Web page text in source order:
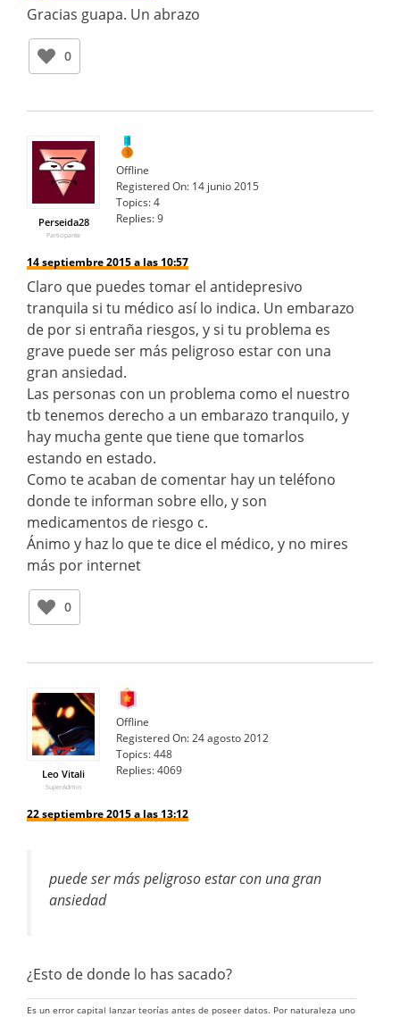
Gracias guapa. Un abrazo
0
Perseida28
Participante
Offline
Registered On: 14 junio 2015
Topics:4
Replies:9
14 septiembre 2015 a las 10:57
Claro que puedes tomar el antidepresivo
tranquila si tu médico así lo indica. Un embarazo
de por si entraña riesgos, y si tu problema es
grave puede ser más peligroso estar con una
gran ansiedad.
Las personas con un problema como el nuestro
tb tenemos derecho a un embarazo tranquilo, y
hay mucha gente que tiene que tomarlos
estando en estado.
Como te acaban de comentar hay un teléfono
donde te informan sobre ello, y son
medicamentos de riesgo c.
Ánimo y haz lo que te dice el médico, y no mires
más por internet
0
Leo Vitali
SuperAdmin
Offline
Registered On:24 agosto 2012
Topics:448
Replies:4069
22 septiembre 2015 a las 13:12
puede ser más peligroso estar con una gran
ansiedad
¿Esto de donde lo has sacado?
Es un error capital lanzar teorías antes de poseer datos. Por naturaleza uno